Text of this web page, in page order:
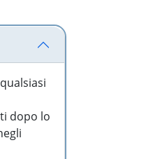
dopo lo